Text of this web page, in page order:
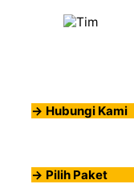
-> Hubungi Kami
-> Pilih Paket